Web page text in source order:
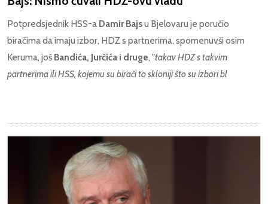
Potpredsjednik HSS-a Damir Bajsu Bjelovaru je poručio
biračima da imaju izbor, HDZ s partnerima, spomenuvši osim
Keruma, još Bandića, Jurčića i druge, "takav HDZ s takvim
partnerima ili HSS, kojemu su birači to skloniji što su izbori bl